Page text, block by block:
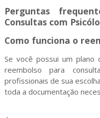
Perguntas
Consultas com
Como funciona o
Se você possui um
reembolso para
profissionais de sua
toda a documentação